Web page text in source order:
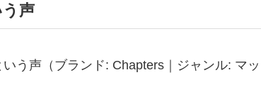
声
う声（ブランド: Chapters｜ジャンル: マッ